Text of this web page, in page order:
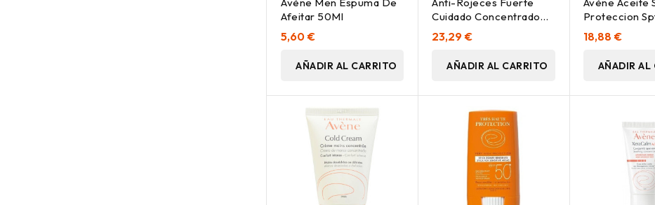
Afeitar 50Ml
5,60 €
AÑADIR AL CARRITO
Cuidado Concentrado
Para Enrojecimiento
Crónico 30 Ml
23,29 €
AÑADIR AL CARRITO
Proteccion
Ml
18,88 €
AÑADIR AL